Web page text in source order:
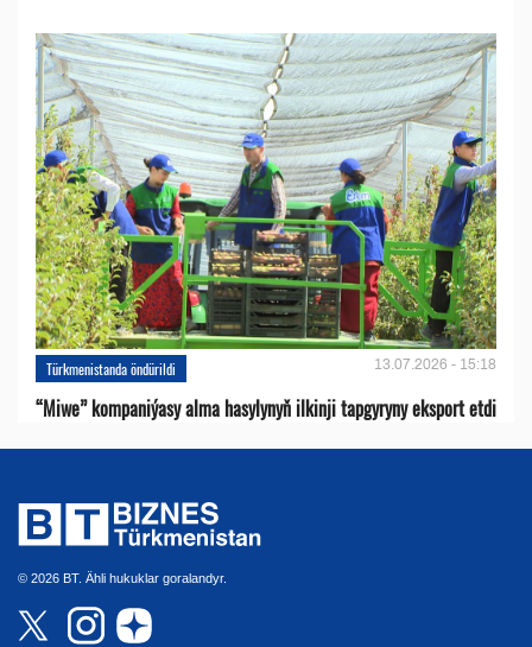
Türkmenistanda öndürildi 13.07.2026 - 15:18
“Miwe” kompaniýasy alma hasylynyň ilkinji tapgyryny eksport etdi
© 2026 BT. Ähli hukuklar goralandyr.